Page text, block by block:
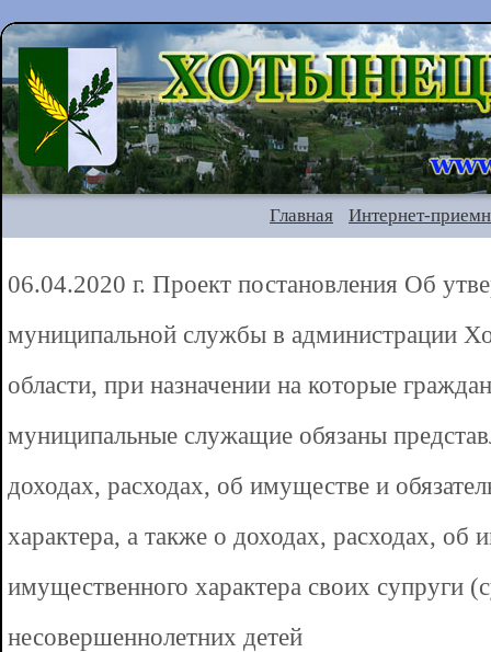
Главная Интернет-
06.04.2020 г. Проект постановления Об
муниципальной службы в администрации
области, при назначении на которые
муниципальные служащие обязаны
доходах, расходах, об имуществе и
характера, а также о доходах, расходах, об
имущественного характера своих супруги
несовершеннолетних детей